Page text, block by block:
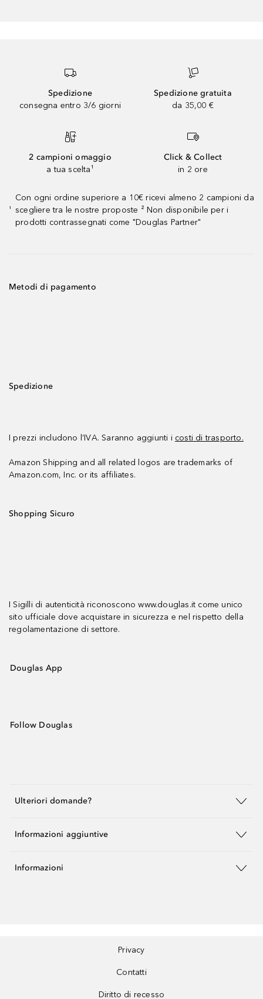
Spedizione
consegna entro 3/6 giorni
Spedizione gratuita
da 35,00 €
2 campioni omaggio
a tua scelta¹
Click & Collect
in 2 ore
¹
Con ogni ordine superiore a 10€ ricevi almeno 2 campioni da
scegliere tra le nostre proposte ² Non disponibile per i
prodotti contrassegnati come "Douglas Partner"
Metodi di pagamento
Spedizione
I prezzi includono l’IVA. Saranno aggiunti i costi di trasporto.
Amazon Shipping and all related logos are trademarks of
Amazon.com, Inc. or its affiliates.
Shopping Sicuro
I Sigilli di autenticità riconoscono www.douglas.it come unico
sito ufficiale dove acquistare in sicurezza e nel rispetto della
regolamentazione di settore.
Douglas App
Follow Douglas
Ulteriori domande?
Informazioni aggiuntive
Informazioni
Privacy
Contatti
Diritto di recesso